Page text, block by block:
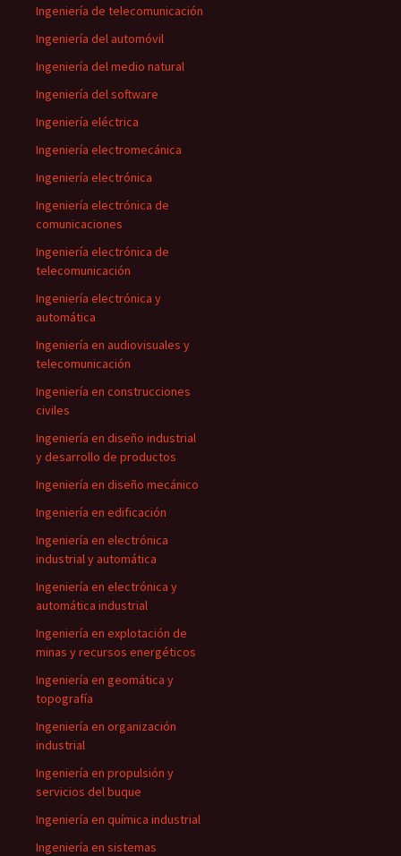
Ingeniería de telecomunicación
Ingeniería del automóvil
Ingeniería del medio natural
Ingeniería del software
Ingeniería eléctrica
Ingeniería electromecánica
Ingeniería electrónica
Ingeniería electrónica de
comunicaciones
Ingeniería electrónica de
telecomunicación
Ingeniería electrónica y
automática
Ingeniería en audiovisuales y
telecomunicación
Ingeniería en construcciones
civiles
Ingeniería en diseño industrial
y desarrollo de productos
Ingeniería en diseño mecánico
Ingeniería en edificación
Ingeniería en electrónica
industrial y automática
Ingeniería en electrónica y
automática industrial
Ingeniería en explotación de
minas y recursos energéticos
Ingeniería en geomática y
topografía
Ingeniería en organización
industrial
Ingeniería en propulsión y
servicios del buque
Ingeniería en química industrial
Ingeniería en sistemas